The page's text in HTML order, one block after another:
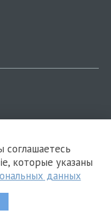
соглашаетесь
которые указаны
данных